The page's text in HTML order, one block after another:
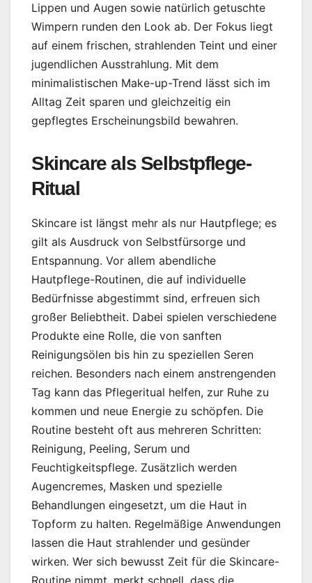
Lippen und Augen sowie natürlich getuschte
Wimpern runden den Look ab. Der Fokus liegt
auf einem frischen, strahlenden Teint und einer
jugendlichen Ausstrahlung. Mit dem
minimalistischen Make-up-Trend lässt sich im
Alltag Zeit sparen und gleichzeitig ein
gepflegtes Erscheinungsbild bewahren.
Skincare als Selbstpflege-
Ritual
Skincare ist längst mehr als nur Hautpflege; es
gilt als Ausdruck von Selbstfürsorge und
Entspannung. Vor allem abendliche
Hautpflege-Routinen, die auf individuelle
Bedürfnisse abgestimmt sind, erfreuen sich
großer Beliebtheit. Dabei spielen verschiedene
Produkte eine Rolle, die von sanften
Reinigungsölen bis hin zu speziellen Seren
reichen. Besonders nach einem anstrengenden
Tag kann das Pflegeritual helfen, zur Ruhe zu
kommen und neue Energie zu schöpfen. Die
Routine besteht oft aus mehreren Schritten:
Reinigung, Peeling, Serum und
Feuchtigkeitspflege. Zusätzlich werden
Augencremes, Masken und spezielle
Behandlungen eingesetzt, um die Haut in
Topform zu halten. Regelmäßige Anwendungen
lassen die Haut strahlender und gesünder
wirken. Wer sich bewusst Zeit für die Skincare-
Routine nimmt, merkt schnell, dass die